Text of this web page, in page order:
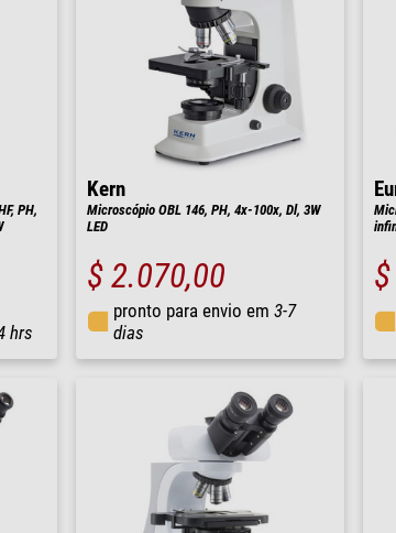
PH,
hrs
Kern
Microscópio OBL 146, PH, 4x-100x, Dl, 3W
LED
$ 2.070,00
pronto para envio em 3-7
dias